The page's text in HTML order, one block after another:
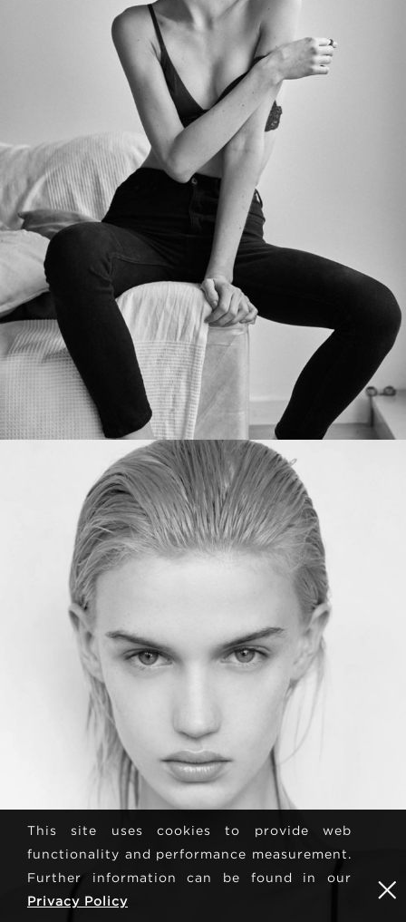
This site uses cookies to provide web
functionality and performance measurement.
Further information can be found in our
Privacy Policy